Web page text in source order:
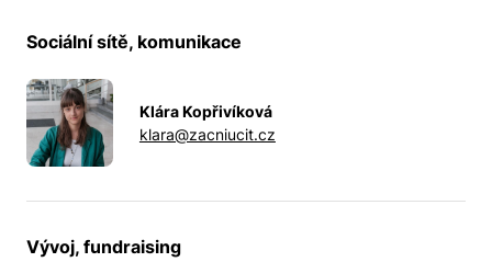
Sociální sítě, komunikace
Klára Kopřivíková
klara@zacniucit.cz
Vývoj, fundraising